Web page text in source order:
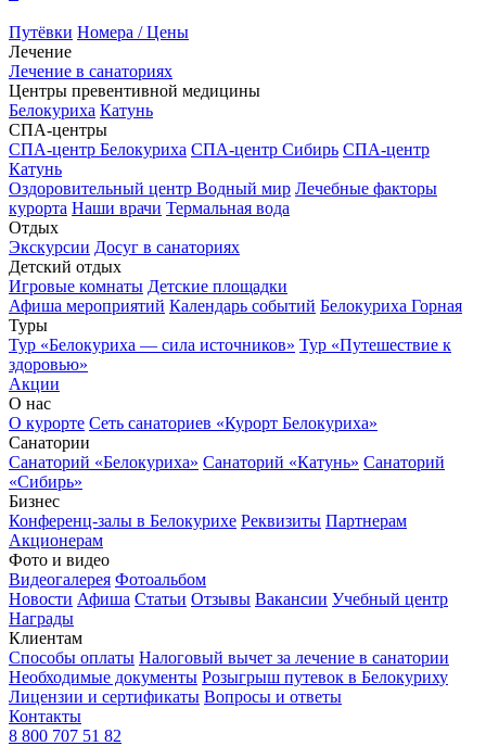
Путёвки Номера / Цены
Лечение
Лечение в санаториях
Центры превентивной медицины
Белокуриха Катунь
СПА-центры
СПА-центр Белокуриха СПА-центр Сибирь СПА-центр
Катунь
Оздоровительный центр Водный мир Лечебные факторы
курорта Наши врачи Термальная вода
Отдых
Экскурсии Досуг в санаториях
Детский отдых
Игровые комнаты Детские площадки
Афиша мероприятий Календарь событий Белокуриха Горная
Туры
Тур «Белокуриха — сила источников» Тур «Путешествие к
здоровью»
Акции
О нас
О курорте Сеть санаториев «Курорт Белокуриха»
Санатории
Санаторий «Белокуриха» Санаторий «Катунь» Санаторий
«Сибирь»
Бизнес
Конференц-залы в Белокурихе Реквизиты Партнерам
Акционерам
Фото и видео
Видеогалерея Фотоальбом
Новости Афиша Статьи Отзывы Вакансии Учебный центр
Награды
Клиентам
Способы оплаты Налоговый вычет за лечение в санатории
Необходимые документы Розыгрыш путевок в Белокуриху
Лицензии и сертификаты Вопросы и ответы
Контакты
8 800 707 51 82